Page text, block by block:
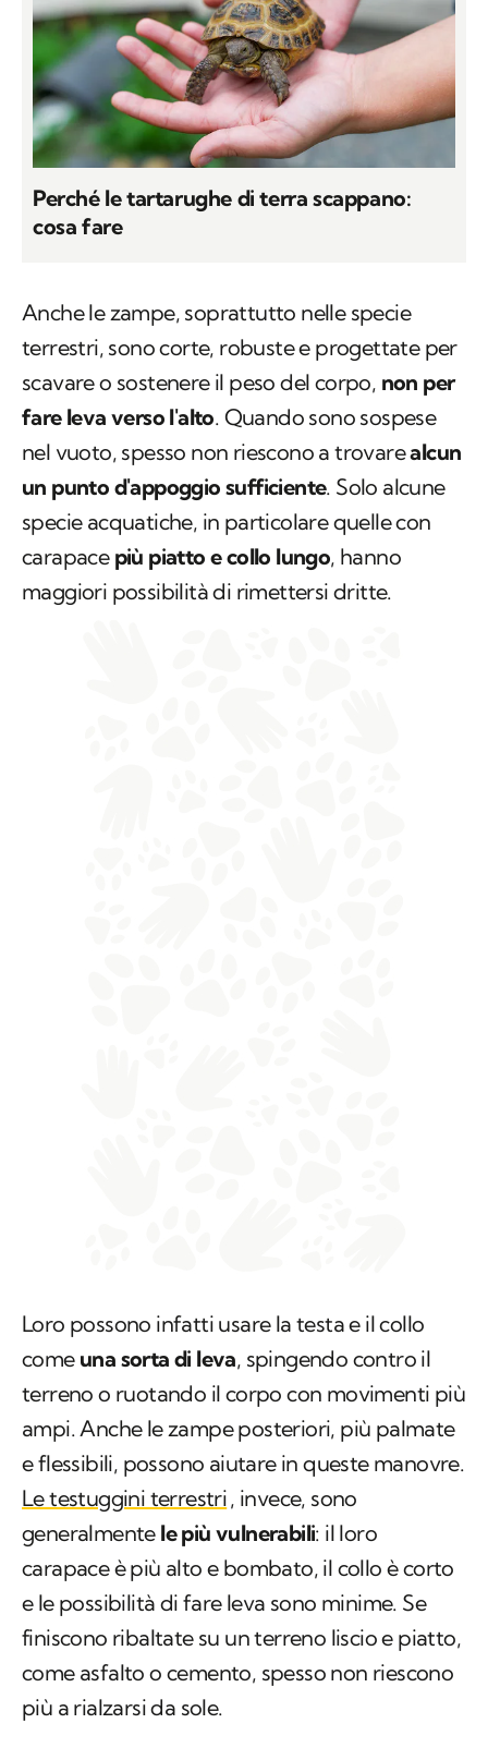
Perché le tartarughe di terra scappano:
cosa fare
Anche le zampe, soprattutto nelle specie
terrestri, sono corte, robuste e progettate per
scavare o sostenere il peso del corpo, non per
fare leva verso l'alto. Quando sono sospese
nel vuoto, spesso non riescono a trovarealcun
un punto d'appoggio sufficiente. Solo alcune
specie acquatiche, in particolare quelle con
carapace più piatto e collo lungo, hanno
maggiori possibilità di rimettersi dritte.
Loro possono infatti usare la testa e il collo
come una sorta di leva, spingendo contro il
terreno o ruotando il corpo con movimenti più
ampi. Anche le zampe posteriori, più palmate
e flessibili, possono aiutare in queste manovre.
Le testuggini terrestri, invece, sono
generalmente le più vulnerabili: il loro
carapace è più alto e bombato, il collo è corto
e le possibilità di fare leva sono minime. Se
finiscono ribaltate su un terreno liscio e piatto,
come asfalto o cemento, spesso non riescono
più a rialzarsi da sole.